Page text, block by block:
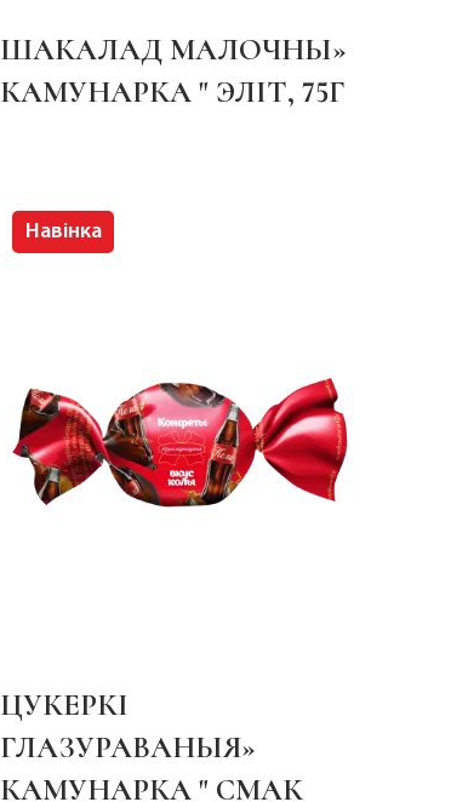
ШАКАЛАД МАЛОЧНЫ»
КАМУНАРКА " ЭЛІТ, 75Г
Навінка
ЦУКЕРКІ
ГЛАЗУРАВАНЫЯ»
КАМУНАРКА " СМАК